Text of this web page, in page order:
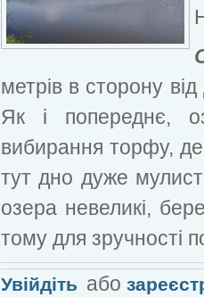
метрів в сторону
Як і попереднє,
вибирання торфу,
тут дно дуже
озера невеликі,
тому для зручності
Увійдіть або